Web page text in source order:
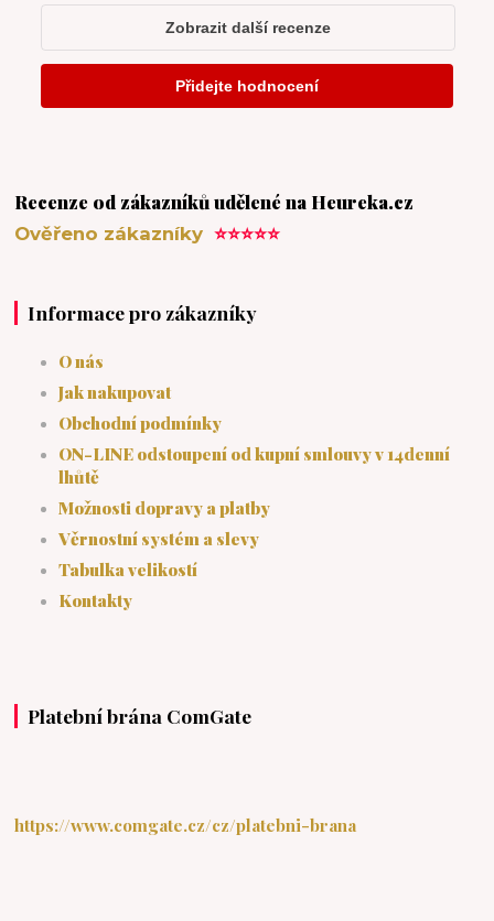
Recenze od zákazníků udělené na Heureka.cz
Ověřeno zákazníky⭐⭐⭐⭐⭐
Informace pro zákazníky
O nás
Jak nakupovat
Obchodní podmínky
ON-LINE odstoupení od kupní smlouvy v 14denní
lhůtě
Možnosti dopravy a platby
Věrnostní systém a slevy
Tabulka velikostí
Kontakty
Platební brána ComGate
https://www.comgate.cz/cz/platebni-brana